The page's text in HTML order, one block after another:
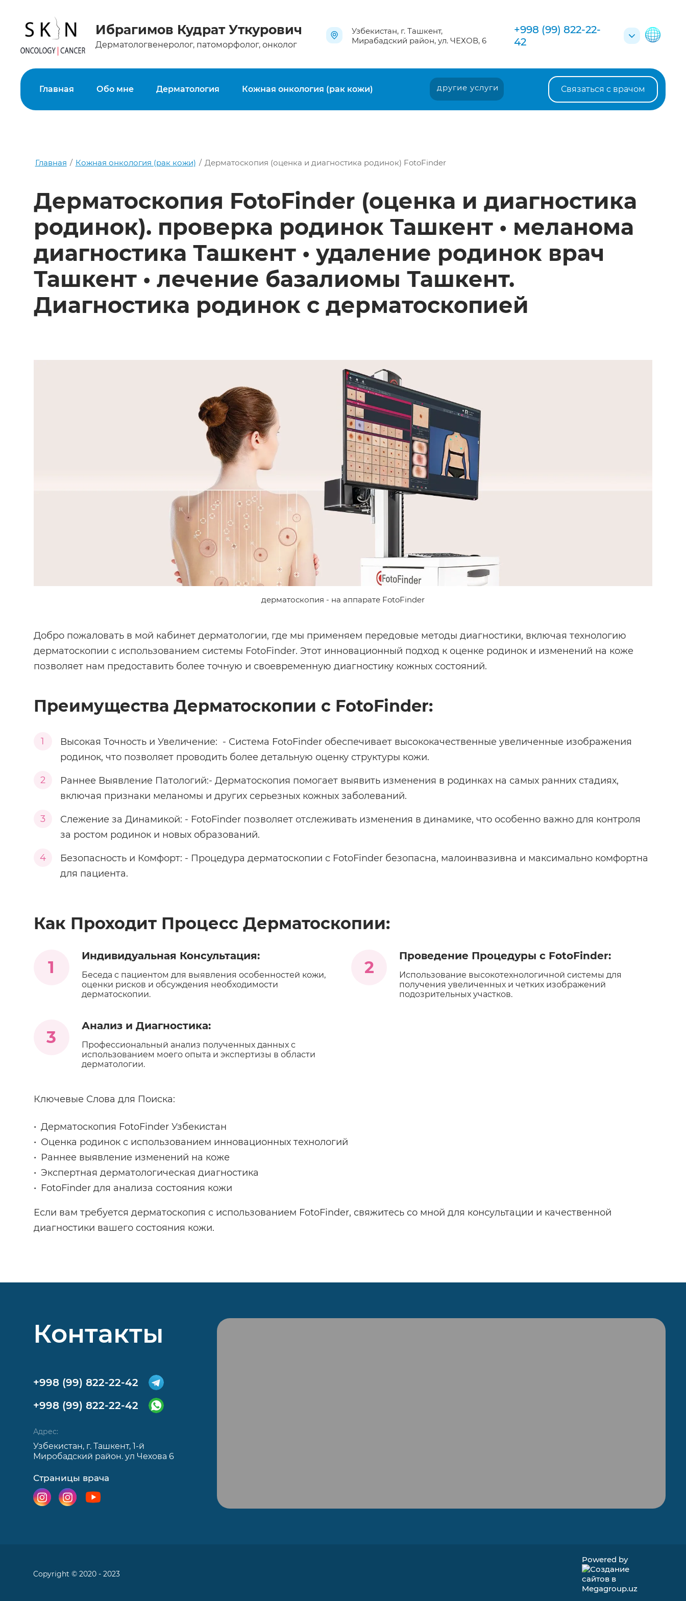
Ибрагимов Кудрат Уткурович
Дерматологвенеролог, патоморфолог, онколог
Узбекистан, г. Ташкент,
Мирабадский район, ул. ЧЕХОВ, 6
+998 (99) 822-22-
42
Главная Обо мне Дерматология Кожная онкология (рак кожи) другие услуги Связаться с врачом
Главная
Главная / Кожная онкология (рак кожи) / Дерматоскопия (оценка и диагностика родинок) FotoFinder
Дерматоскопия FotoFinder (оценка и диагностика
родинок). проверка родинок Ташкент • меланома
диагностика Ташкент • удаление родинок врач
Ташкент • лечение базалиомы Ташкент.
Диагностика родинок с дерматоскопией
дерматоскопия - на аппарате FotoFinder
Добро пожаловать в мой кабинет дерматологии, где мы применяем передовые методы диагностики, включая технологию
дерматоскопии с использованием системы FotoFinder. Этот инновационный подход к оценке родинок и изменений на коже
позволяет нам предоставить более точную и своевременную диагностику кожных состояний.
Преимущества Дерматоскопии с FotoFinder:
1
Высокая Точность и Увеличение: - Система FotoFinder обеспечивает высококачественные увеличенные изображения
родинок, что позволяет проводить более детальную оценку структуры кожи.
2
Раннее Выявление Патологий:- Дерматоскопия помогает выявить изменения в родинках на самых ранних стадиях,
включая признаки меланомы и других серьезных кожных заболеваний.
3
Слежение за Динамикой: - FotoFinder позволяет отслеживать изменения в динамике, что особенно важно для контроля
за ростом родинок и новых образований.
4
Безопасность и Комфорт: - Процедура дерматоскопии с FotoFinder безопасна, малоинвазивна и максимально комфортна
для пациента.
Как Проходит Процесс Дерматоскопии:
1
Индивидуальная Консультация:
Беседа с пациентом для выявления особенностей кожи,
оценки рисков и обсуждения необходимости
дерматоскопии.
2
Проведение Процедуры с FotoFinder:
Использование высокотехнологичной системы для
получения увеличенных и четких изображений
подозрительных участков.
3
Анализ и Диагностика:
Профессиональный анализ полученных данных с
использованием моего опыта и экспертизы в области
дерматологии.
Ключевые Слова для Поиска:
Дерматоскопия FotoFinder Узбекистан
Оценка родинок с использованием инновационных технологий
Раннее выявление изменений на коже
Экспертная дерматологическая диагностика
FotoFinder для анализа состояния кожи
Если вам требуется дерматоскопия с использованием FotoFinder, свяжитесь со мной для консультации и качественной
диагностики вашего состояния кожи.
Контакты
+998 (99) 822-22-42
+998 (99) 822-22-42
Адрес:
Узбекистан, г. Ташкент, 1-й
Миробадский район. ул Чехова 6
Страницы врача
Copyright © 2020 - 2023
Powered by